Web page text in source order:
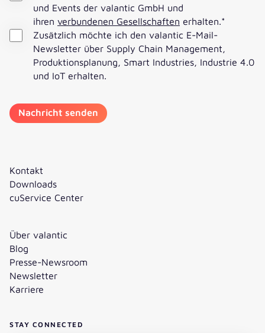
und Events der valantic GmbH und
ihren verbundenen Gesellschaften erhalten. *
Zusätzlich möchte ich den valantic E-Mail-
Newsletter über Supply Chain Management,
Produktionsplanung, Smart Industries, Industrie 4.0
und IoT erhalten.
Kontakt
Downloads
cuService Center
Über valantic
Blog
Presse-Newsroom
Newsletter
Karriere
STAY CONNECTED